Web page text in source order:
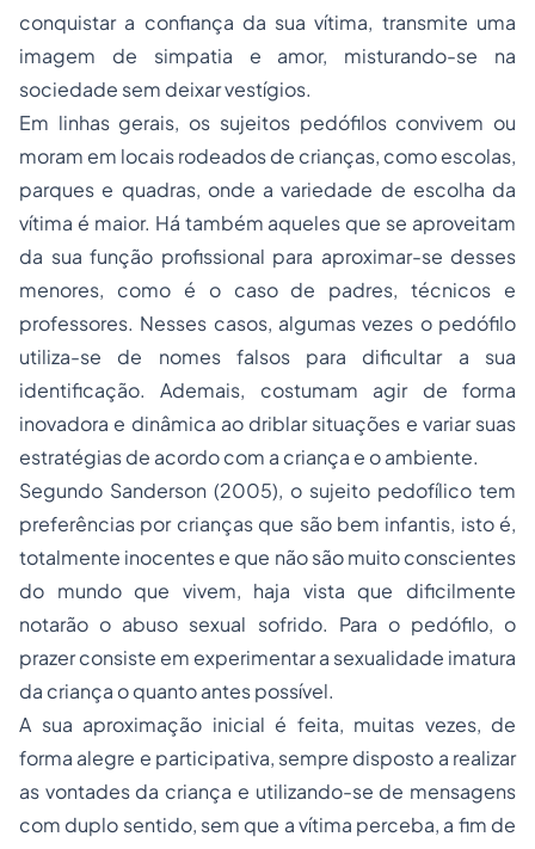
conquistar a confiança da sua vítima, transmite uma
imagem de simpatia e amor, misturando-se na
sociedade sem deixar vestígios.
Em linhas gerais, os sujeitos pedófilos convivem ou
moram em locais rodeados de crianças, como escolas,
parques e quadras, onde a variedade de escolha da
vítima é maior. Há também aqueles que se aproveitam
da sua função profissional para aproximar-se desses
menores, como é o caso de padres, técnicos e
professores. Nesses casos, algumas vezes o pedófilo
utiliza-se de nomes falsos para dificultar a sua
identificação. Ademais, costumam agir de forma
inovadora e dinâmica ao driblar situações e variar suas
estratégias de acordo com a criança e o ambiente.
Segundo Sanderson (2005), o sujeito pedofílico tem
preferências por crianças que são bem infantis, isto é,
totalmente inocentes e que não são muito conscientes
do mundo que vivem, haja vista que dificilmente
notarão o abuso sexual sofrido. Para o pedófilo, o
prazer consiste em experimentar a sexualidade imatura
da criança o quanto antes possível.
A sua aproximação inicial é feita, muitas vezes, de
forma alegre e participativa, sempre disposto a realizar
as vontades da criança e utilizando-se de mensagens
com duplo sentido, sem que a vítima perceba, a fim de